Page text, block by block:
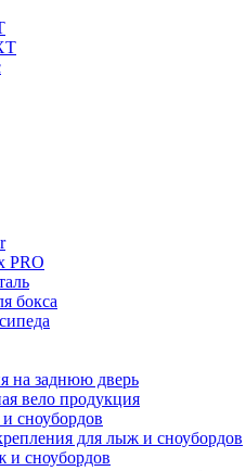
PRO
бокса
на заднюю дверь
вело продукция
сноубордов
для лыж и сноубордов
и сноубордов